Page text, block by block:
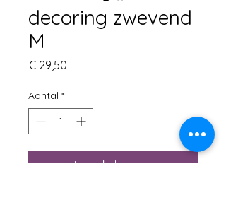
decoring zwevend
M
€ 29,50
Aantal *
In winkelwagen